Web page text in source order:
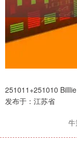
251011+251010
发布于：江苏省
牛